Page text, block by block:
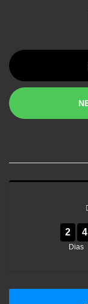
2 4
Dias